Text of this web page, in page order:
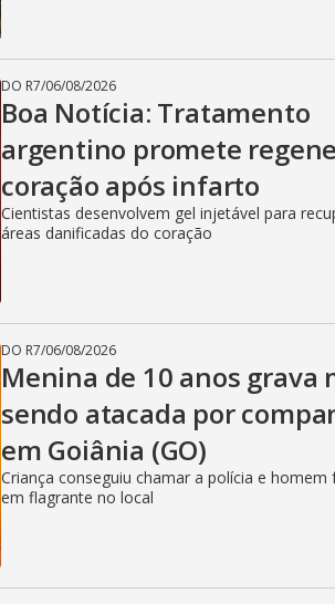
DO R7/06/08/2026
Boa Notícia: Tratamento
argentino promete
coração após infarto
Cientistas desenvolvem gel injetável para
áreas danificadas do coração
DO R7/06/08/2026
Menina de 10 anos grava
sendo atacada por
em Goiânia (GO)
Criança conseguiu chamar a polícia e homem
em flagrante no local